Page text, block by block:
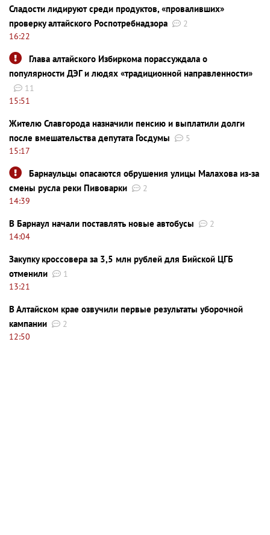
Сладости лидируют среди продуктов, «проваливших»
проверку алтайского Роспотребнадзора
2
16:22
Глава алтайского Избиркома порассуждала о
популярности ДЭГ и людях «традиционной направленности»
11
15:51
Жителю Славгорода назначили пенсию и выплатили долги
после вмешательства депутата Госдумы
5
15:17
Барнаульцы опасаются обрушения улицы Малахова из-за
смены русла реки Пивоварки
2
14:39
В Барнаул начали поставлять новые автобусы
2
14:04
Закупку кроссовера за 3,5 млн рублей для Бийской ЦГБ
отменили
1
13:21
В Алтайском крае озвучили первые результаты уборочной
кампании
2
12:50